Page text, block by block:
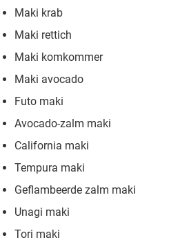
Maki krab
Maki rettich
Maki komkommer
Maki avocado
Futo maki
Avocado-zalm maki
California maki
Tempura maki
Geflambeerde zalm maki
Unagi maki
Tori maki